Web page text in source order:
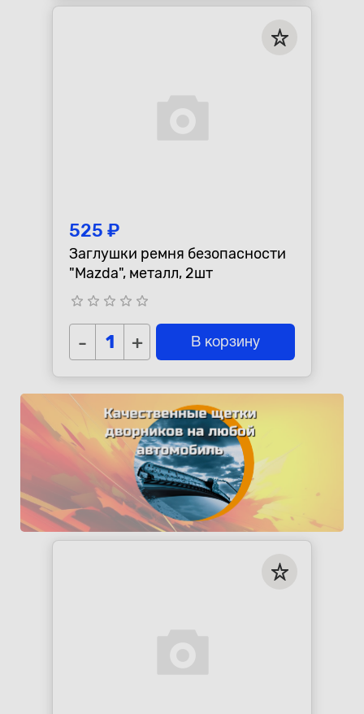
525 ₽
Заглушки ремня безопасности
"Mazda", металл, 2шт
star_border star_border star_border star_border star_border
- + В корзину